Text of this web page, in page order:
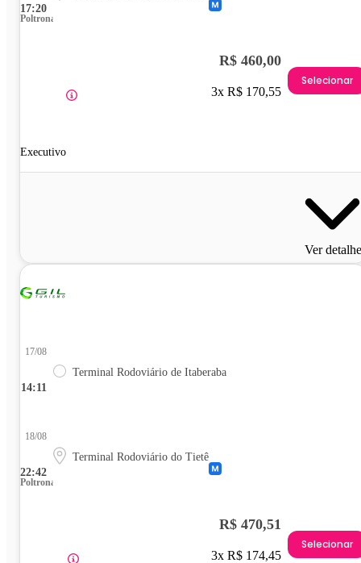
17:20
Poltrona
Executivo
R$ 460,00
3x R$ 170,55
Selecionar
Ver
14:11
17/08
Terminal Rodoviário de Itaberaba
22:42
18/08
Terminal Rodoviário do Tietê
Poltrona
R$ 470,51
3x R$ 174,45
Selecionar